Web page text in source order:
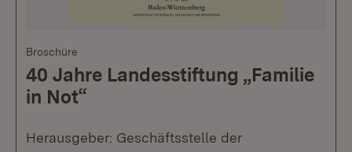
Broschüre
40 Jahre Landesstiftung „Familie
in Not“
Herausgeber: Geschäftsstelle der